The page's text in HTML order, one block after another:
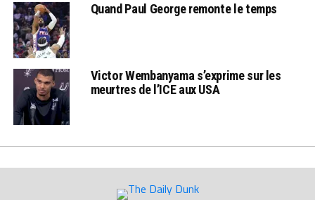
Quand Paul George remonte le temps
Victor Wembanyama s’exprime sur les
meurtres de l’ICE aux USA